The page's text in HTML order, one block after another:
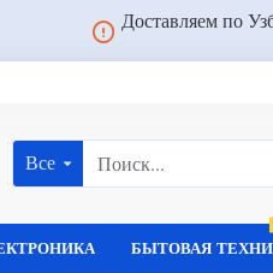
Доставляем по
Все
Поиск...
БЫТОВАЯ